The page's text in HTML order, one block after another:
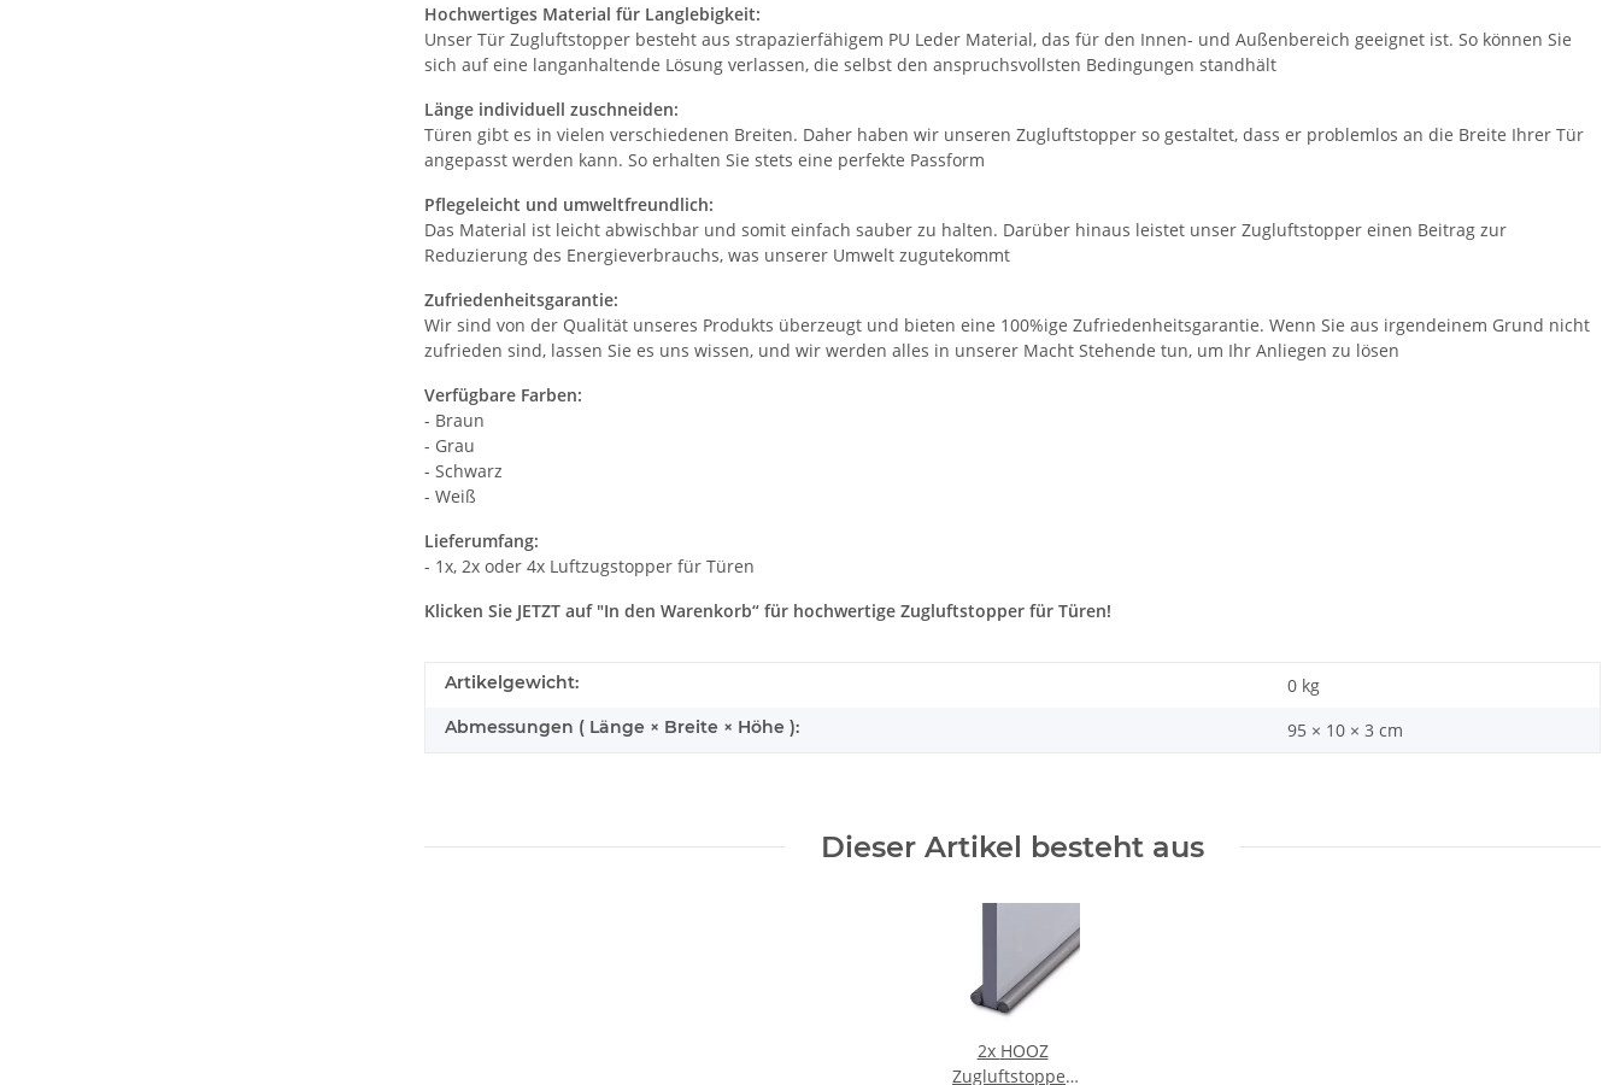
Hochwertiges Material für Langlebigkeit:
Unser Tür Zugluftstopper besteht aus strapazierfähigem PU Leder Material, das für den Innen- und Außenbereich geeignet ist. So können Sie
sich auf eine langanhaltende Lösung verlassen, die selbst den anspruchsvollsten Bedingungen standhält
Länge individuell zuschneiden:
Türen gibt es in vielen verschiedenen Breiten. Daher haben wir unseren Zugluftstopper so gestaltet, dass er problemlos an die Breite Ihrer Tür
angepasst werden kann. So erhalten Sie stets eine perfekte Passform
Pflegeleicht und umweltfreundlich:
Das Material ist leicht abwischbar und somit einfach sauber zu halten. Darüber hinaus leistet unser Zugluftstopper einen Beitrag zur
Reduzierung des Energieverbrauchs, was unserer Umwelt zugutekommt
Zufriedenheitsgarantie:
Wir sind von der Qualität unseres Produkts überzeugt und bieten eine 100%ige Zufriedenheitsgarantie. Wenn Sie aus irgendeinem Grund nicht
zufrieden sind, lassen Sie es uns wissen, und wir werden alles in unserer Macht Stehende tun, um Ihr Anliegen zu lösen
Verfügbare Farben:
- Braun
- Grau
- Schwarz
- Weiß
Lieferumfang:
- 1x, 2x oder 4x Luftzugstopper für Türen
Klicken Sie JETZT auf "In den Warenkorb“ für hochwertige Zugluftstopper für Türen!
Artikelgewicht: 0 kg
Abmessungen ( Länge × Breite × Höhe ): 95 × 10 × 3 cm
Dieser Artikel besteht aus
2x HOOZ
Zugluftstopper